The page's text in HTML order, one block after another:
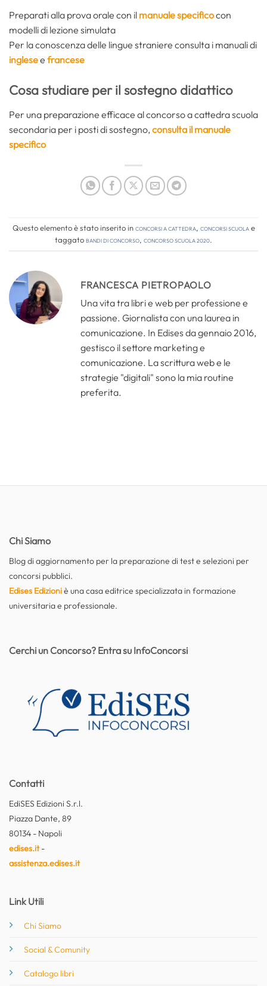
Preparati alla prova orale con il manuale specificocon
modelli di lezione simulata
Per la conoscenza delle lingue straniere consulta i manuali di
inglesee francese
Cosa studiare per il sostegno didattico
Per una preparazione efficace al concorso a cattedra scuola
secondaria per i posti di sostegno,consulta il manuale
specifico
Questo elemento è stato inserito inConcorsi a cattedra, Concorsi Scuolae
taggatobandi di concorso, concorso scuola 2020.
FRANCESCA PIETROPAOLO
Una vita tra libri e web per professione e
passione. Giornalista con una laurea in
comunicazione. In Edises da gennaio 2016,
gestisco il settore marketing e
comunicazione. La scrittura web e le
strategie "digitali" sono la mia routine
preferita.
Chi Siamo
Blog di aggiornamento per la preparazione di test e selezioni per
concorsi pubblici.
Edises Edizioniè una casa editrice specializzata in formazione
universitaria e professionale.
Contatti
EdiSES Edizioni S.r.l.
Piazza Dante, 89
80134 - Napoli
edises.it-
assistenza.edises.it
Link Utili
Chi Siamo
Social & Comunity
Catalogo libri
Cerchi un Concorso? Entra su InfoConcorsi